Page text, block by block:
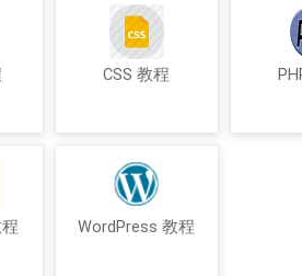
CSS 教程
WordPress 教程